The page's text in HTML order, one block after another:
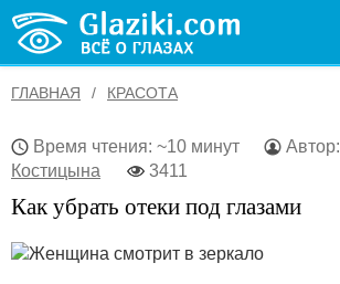
ГЛАВНАЯ КРАСОТА
Время чтения: ~10 минут Автор:
Костицына
3411
Как убрать отеки под глазами